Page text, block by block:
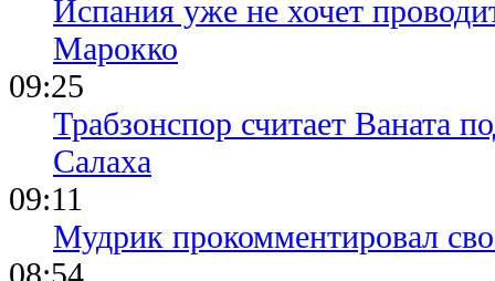
Испания уже не хочет
Марокко
09:25
Трабзонспор считает Ваната
Салаха
09:11
Мудрик прокомментировал